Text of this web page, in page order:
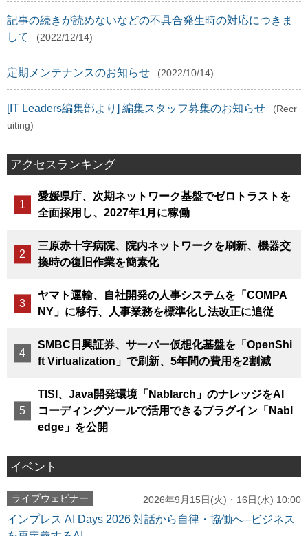
記事の続きが読めないなどの不具合発生時の対応につきま
して
(2022/12/14)
定期メンテナンスのお知らせ (2022/10/14)
[IT Leaders編集部より] 編集スタッフ募集のお知らせ
(Recr
uiting)
アクセスランキング
愛媛県庁、次期ネットワーク基盤でゼロトラストを
全面採用し、2027年1月に稼働
三原赤十字病院、院内ネットワークを刷新、機器交
換時の復旧作業を簡素化
ヤマト運輸、自社開発の人事システムを「COMPA
NY」に移行、人事業務を標準化し法改正に追従
SMBC日興証券、サーバー仮想化基盤を「OpenShi
ft Virtualization」で刷新、5年間の費用を2割減
TISI、Java開発環境「Nablarch」のナレッジをAI
コーディングツールで活用できるプラグイン「Nabl
edge」を公開
イベント
ライブウェビナー 2026年9月15日(火)・16日(水) 10:00
インプレス AI Days 2026 対話から自律・協働へ─ビジネス